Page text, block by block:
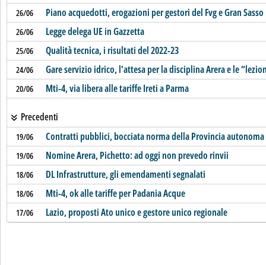
26/06 Piano acquedotti, erogazioni per gestori del Fvg e Gran Sasso
26/06 Legge delega UE in Gazzetta
25/06 Qualità tecnica, i risultati del 2022-23
24/06 Gare servizio idrico, l'attesa per la disciplina Arera e le
20/06 Mti-4, via libera alle tariffe Ireti a Parma
Precedenti
19/06 Contratti pubblici, bocciata norma della Provincia
19/06 Nomine Arera, Pichetto: ad oggi non prevedo rinvii
18/06 DL Infrastrutture, gli emendamenti segnalati
18/06 Mti-4, ok alle tariffe per Padania Acque
17/06 Lazio, proposti Ato unico e gestore unico regionale